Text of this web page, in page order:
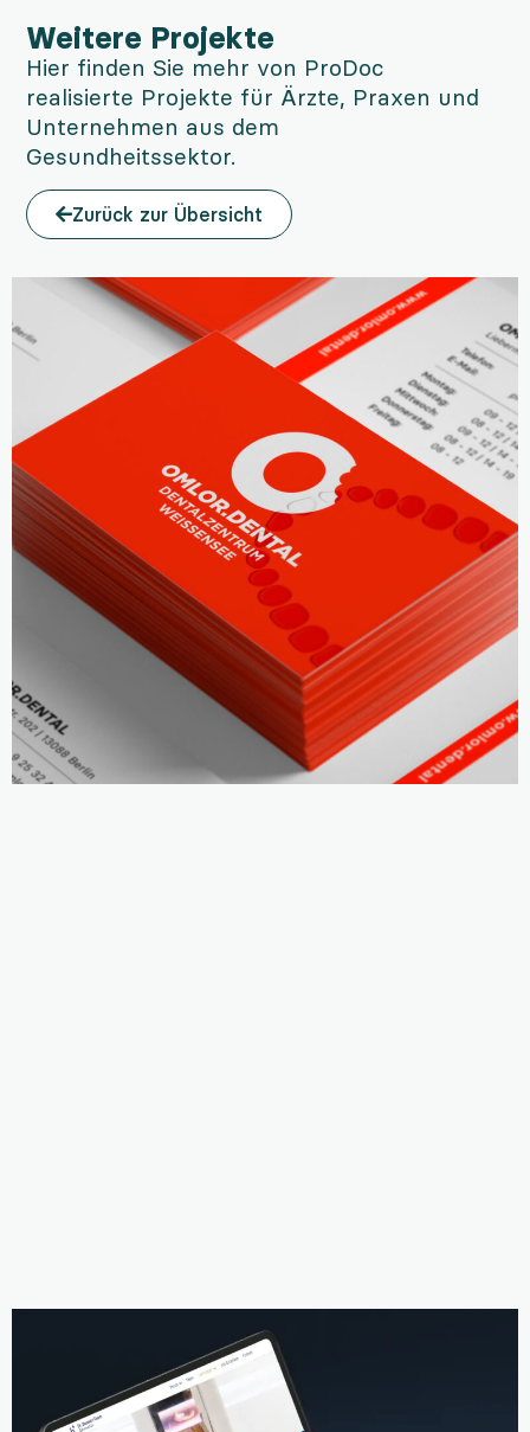
Weitere Projekte
Hier finden Sie mehr von ProDoc
realisierte Projekte für Ärzte, Praxen und
Unternehmen aus dem
Gesundheitssektor.
Zurück zur Übersicht